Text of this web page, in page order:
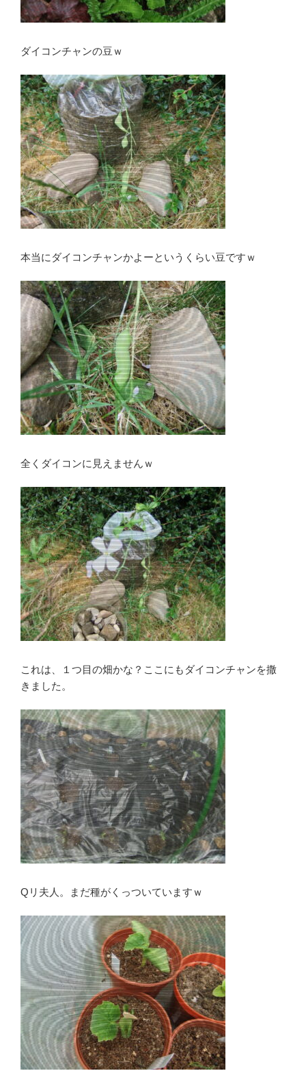
ダイコンチャンの豆ｗ
本当にダイコンチャンかよーというくらい豆ですｗ
全くダイコンに見えませんｗ
これは、１つ目の畑かな？ここにもダイコンチャンを撒
きました。
Qリ夫人。まだ種がくっついていますｗ